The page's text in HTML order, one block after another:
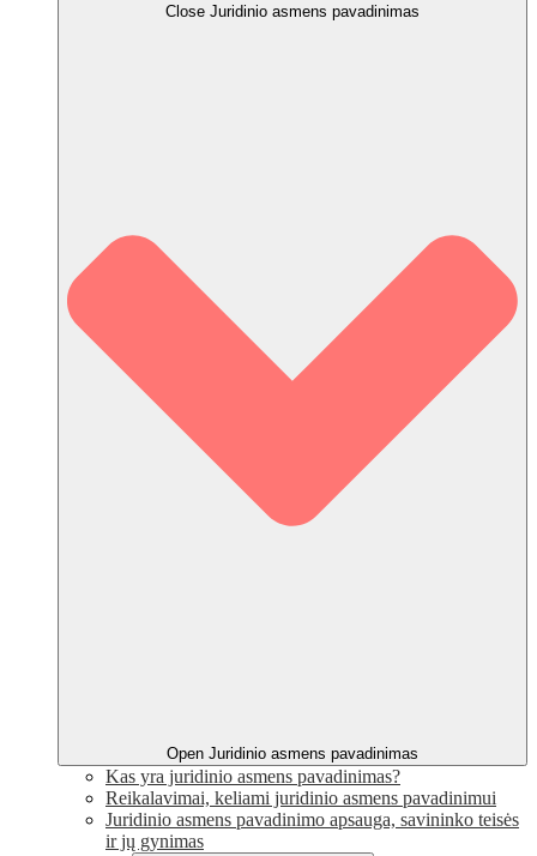
Close Juridinio asmens pavadinimas
Open Juridinio asmens pavadinimas
Kas yra juridinio asmens pavadinimas?
Reikalavimai, keliami juridinio asmens pavadinimui
Juridinio asmens pavadinimo apsauga, savininko teisės
ir jų gynimas